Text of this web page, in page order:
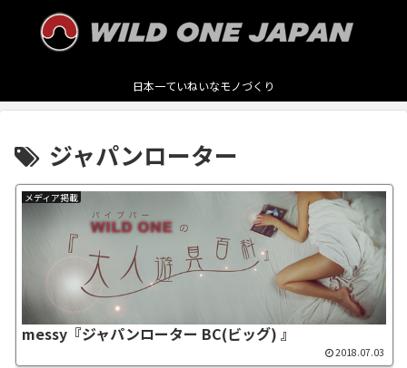
日本一ていねいなモノづくり
ジャパンローター
メディア掲載
messy『ジャパンローター BC(ビッグ) 』
2018.07.03